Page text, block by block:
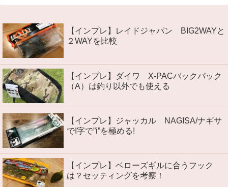
【インプレ】レイドジャパン BIG2WAYと
２WAYを比較
【インプレ】ダイワ X-PACバックパック
（A）は釣り以外でも使える
【インプレ】ジャッカル NAGISA/ナギサ
でI字で”i”を極める!
【インプレ】ベローズギルに合うフック
は？セッティングを考察！